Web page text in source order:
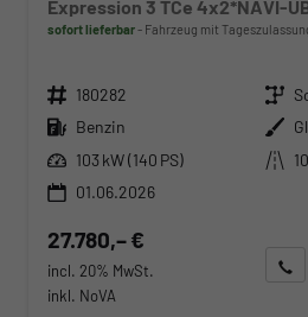
sofort lieferbar Fahrzeug mit
Fahrzeugnr. 180282 Getriebe
Kraftstoff Benzin Außenfarbe
Leistung 103 kW (140 PS) Kilometerstand
01.06.2026
27.780,– €
incl. 20% MwSt.
inkl. NoVA